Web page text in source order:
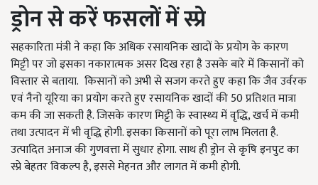
ड्रोन से करें फसलों में स्प्रे
सहकारिता मंत्री ने कहा कि अधिक रसायनिक खादों के प्रयोग के कारण
मिट्टी पर जो इसका नकारात्मक असर दिख रहा है उसके बारे में किसानों को
विस्तार से बताया. किसानों को अभी से सजग करते हुए कहा कि जैव उर्वरक
एवं नैनो यूरिया का प्रयोग करते हुए रसायनिक खादों की 50 प्रतिशत मात्रा
कम की जा सकती है. जिसके कारण मिट्टी के स्वास्थ्य में वृद्धि, खर्च में कमी
तथा उत्पादन में भी वृद्धि होगी. इसका किसानों को पूरा लाभ मिलता है.
उत्पादित अनाज की गुणवत्ता में सुधार होगा. साथ ही ड्रोन से कृषि इनपुट का
स्प्रे बेहतर विकल्प है, इससे मेहनत और लागत में कमी होगी.